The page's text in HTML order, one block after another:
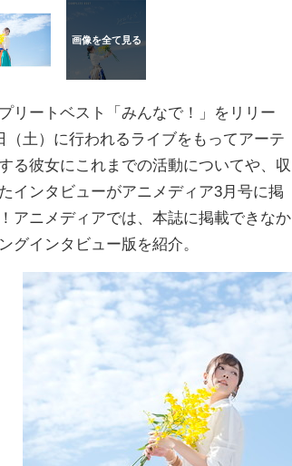
リートベスト「みんなで！」をリリー
（土）に行われるライブをもってアーテ
る彼女にこれまでの活動についてや、収
インタビューがアニメディア3月号に掲
アニメディアでは、本誌に掲載できなか
グインタビュー版を紹介。